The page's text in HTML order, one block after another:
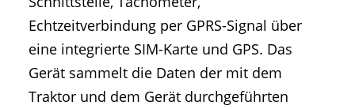
Echtzeitverbindung per GPRS-Signal über
eine integrierte SIM-Karte und GPS. Das
Gerät sammelt die Daten der mit dem
Traktor und dem Gerät durchgeführten